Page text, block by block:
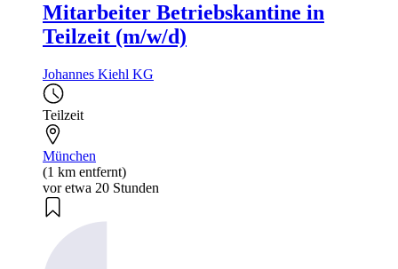
Mitarbeiter Betriebskantine in
Teilzeit (m/w/d)
Johannes Kiehl KG
Teilzeit
München
(1 km entfernt)
vor etwa 20 Stunden